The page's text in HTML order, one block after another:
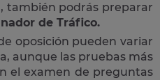
también podrás preparar
de Tráfico.
oposición pueden variar
aunque las pruebas más
el examen de preguntas